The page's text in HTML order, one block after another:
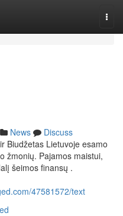
News
Discuss
Biudžetas Lietuvoje esamo
žmonių. Pajamos maistui,
šeimos finansų .
47581572/text